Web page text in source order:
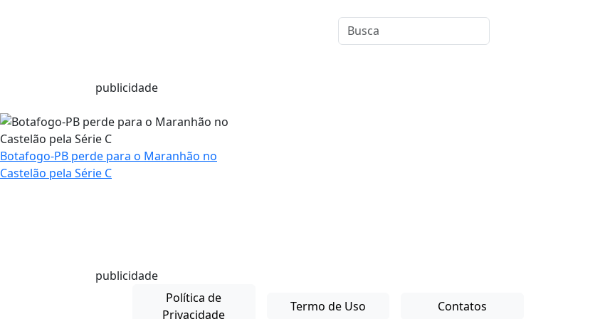
publicidade
Botafogo-PB perde para o Maranhão no
Castelão pela Série C
publicidade
Política de
Privacidade
Termo de Uso Contatos